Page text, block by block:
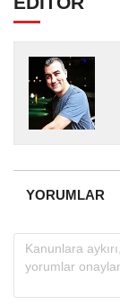
YORUMLAR